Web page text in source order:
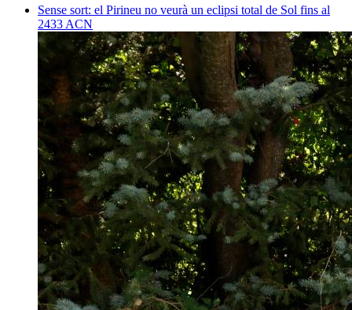
Sense sort: el Pirineu no veurà un eclipsi total de Sol fins al
2433 ACN